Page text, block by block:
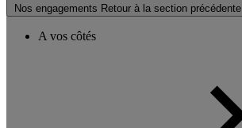
Nos engagements Retour à la section précédente
A vos côtés